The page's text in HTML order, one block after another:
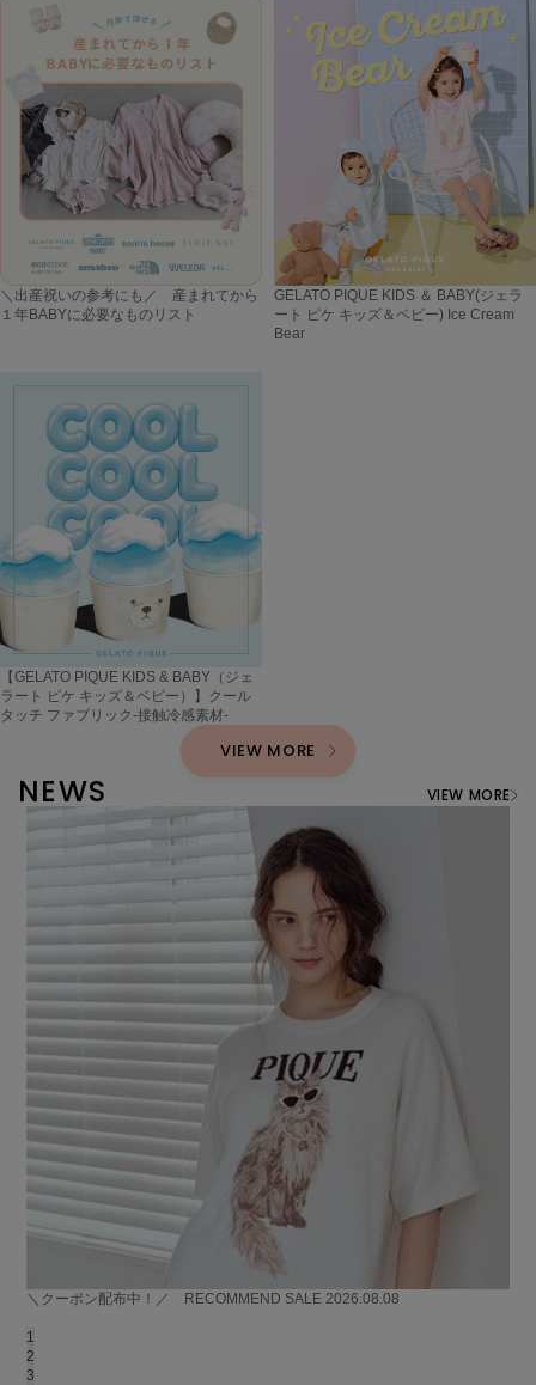
＼出産祝いの参考にも／ 産まれてから
１年BABYに必要なものリスト
GELATO PIQUE KIDS ＆ BABY(ジェラ
ート ピケ キッズ＆ベビー) Ice Cream
Bear
【GELATO PIQUE KIDS & BABY（ジェ
ラート ピケ キッズ＆ベビー）】クール
タッチ ファブリック-接触冷感素材-
VIEW MORE
NEWS VIEW MORE
＼クーポン配布中！／ RECOMMEND SALE 2026.08.08
1
2
3